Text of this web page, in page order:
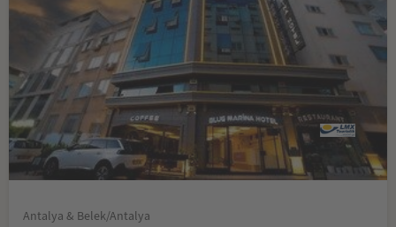
Antalya & Belek/Antalya